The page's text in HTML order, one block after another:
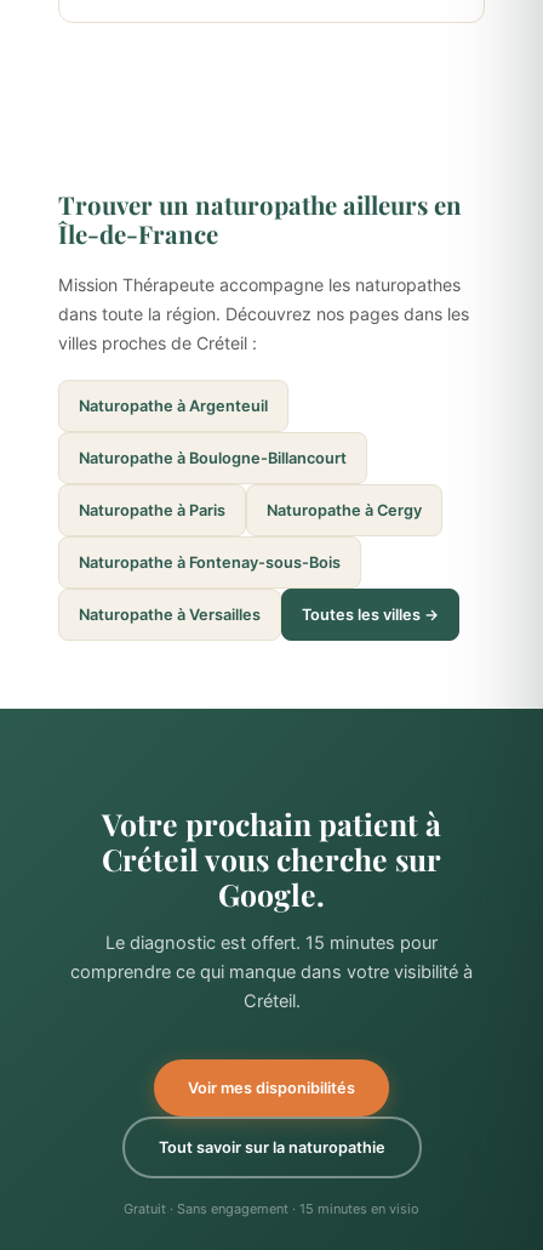
Trouver un naturopathe ailleurs en
Île-de-France
Mission Thérapeute accompagne les naturopathes
dans toute la région. Découvrez nos pages dans les
villes proches de Créteil :
Naturopathe à Argenteuil
Naturopathe à Boulogne-Billancourt
Naturopathe à Paris Naturopathe à Cergy
Naturopathe à Fontenay-sous-Bois
Naturopathe à Versailles Toutes les villes →
Votre prochain patient à
Créteil vous cherche sur
Google.
Le diagnostic est offert. 15 minutes pour
comprendre ce qui manque dans votre visibilité à
Créteil.
Voir mes disponibilités
Tout savoir sur la naturopathie
Gratuit · Sans engagement · 15 minutes en visio